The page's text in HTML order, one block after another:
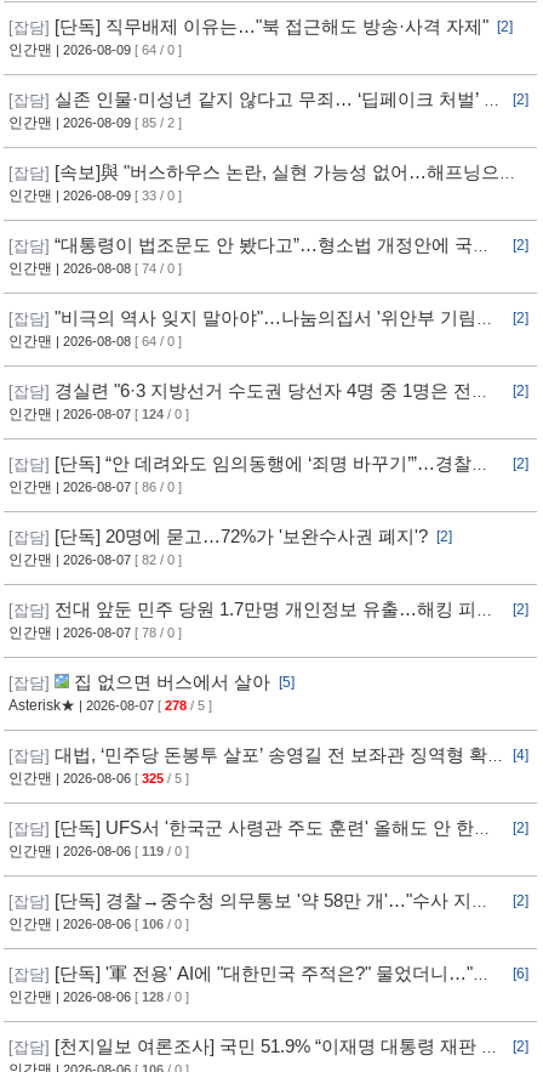
[잡담] [단독] 직무배제 이유는…"북 접근해도 방송·사격 자제"
[2]
인간맨 | 2026-08-09 [ 64 / 0 ]
[잡담] 실존 인물·미성년 같지 않다고 무죄… ‘딥페이크 처벌’ 구
멍
[2]
인간맨 | 2026-08-09 [ 85 / 2 ]
[잡담] [속보]與 "버스하우스 논란, 실현 가능성 없어…해프닝으로
봐달라"
인간맨 | 2026-08-09 [ 33 / 0 ]
[잡담] “대통령이 법조문도 안 봤다고”…형소법 개정안에 국힘
반발 심화
[2]
인간맨 | 2026-08-08 [ 74 / 0 ]
[잡담] "비극의 역사 잊지 말아야"…나눔의집서 '위안부 기림의
날' 행사
[2]
인간맨 | 2026-08-08 [ 64 / 0 ]
[잡담] 경실련 "6·3 지방선거 수도권 당선자 4명 중 1명은 전과
자"
[2]
인간맨 | 2026-08-07 [ 124 / 0 ]
[잡담] [단독] “안 데려와도 임의동행에 ‘죄명 바꾸기’”…경찰서
조직적 개입?
[2]
인간맨 | 2026-08-07 [ 86 / 0 ]
[잡담] [단독] 20명에 묻고…72%가 '보완수사권 폐지'?
[2]
인간맨 | 2026-08-07 [ 82 / 0 ]
[잡담] 전대 앞둔 민주 당원 1.7만명 개인정보 유출…해킹 피해
11개월 동안 몰랐다
[2]
인간맨 | 2026-08-07 [ 78 / 0 ]
[잡담] 집 없으면 버스에서 살아
[5]
Asterisk★ | 2026-08-07 [ 278 / 5 ]
[잡담] 대법, ‘민주당 돈봉투 살포’ 송영길 전 보좌관 징역형 확
정
[4]
인간맨 | 2026-08-06 [ 325 / 5 ]
[잡담] [단독] UFS서 '한국군 사령관 주도 훈련' 올해도 안 한
다... 美, 전작권 전환 신중 기류
[2]
인간맨 | 2026-08-06 [ 119 / 0 ]
[잡담] [단독] 경찰→중수청 의무통보 '약 58만 개'…"수사 지연"
반발
[2]
인간맨 | 2026-08-06 [ 106 / 0 ]
[잡담] [단독] '軍 전용' AI에 "대한민국 주적은?" 물었더니…"정
치적 사안이라 답변 제한"
[6]
인간맨 | 2026-08-06 [ 128 / 0 ]
[잡담] [천지일보 여론조사] 국민 51.9% “이재명 대통령 재판 재
[2]